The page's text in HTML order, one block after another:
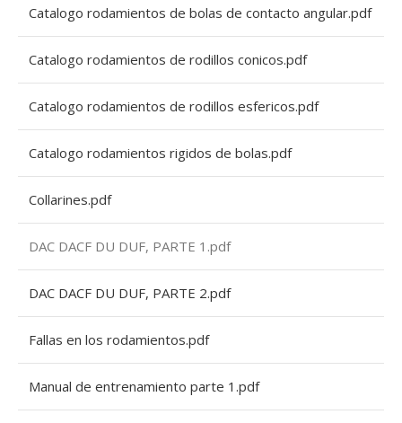
Catalogo rodamientos de bolas de contacto angular.pdf
Catalogo rodamientos de rodillos conicos.pdf
Catalogo rodamientos de rodillos esfericos.pdf
Catalogo rodamientos rigidos de bolas.pdf
Collarines.pdf
DAC DACF DU DUF, PARTE 1.pdf
DAC DACF DU DUF, PARTE 2.pdf
Fallas en los rodamientos.pdf
Manual de entrenamiento parte 1.pdf